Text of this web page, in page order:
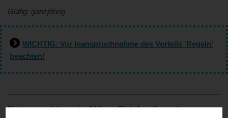
Gültig: ganzjährig
WICHTIG: Vor Inanspruchnahme des Vorteils ‘Regeln’
beachten!
Natur pur erleben – im Aldiana Club Ampflwang!